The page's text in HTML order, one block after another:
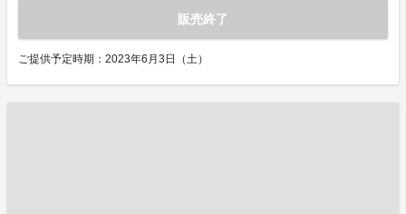
販売終了
ご提供予定時期：2023年6月3日（土）